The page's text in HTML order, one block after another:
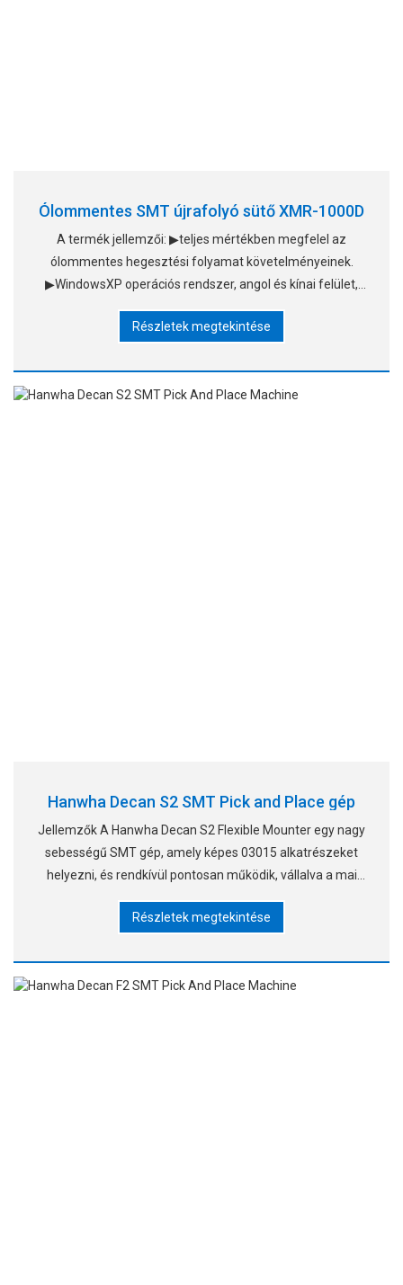
Ólommentes SMT újrafolyó sütő XMR-1000D
A termék jellemzői: ▶teljes mértékben megfelel az
ólommentes hegesztési folyamat követelményeinek.
▶WindowsXP operációs rendszer, angol és kínai felület,
kazán, szabadalmaztatott meleglevegős rendszer, usi
Részletek megtekintése
Hanwha Decan S2 SMT Pick and Place gép
Jellemzők A Hanwha Decan S2 Flexible Mounter egy nagy
sebességű SMT gép, amely képes 03015 alkatrészeket
helyezni, és rendkívül pontosan működik, vállalva a mai
Placemen
Részletek megtekintése